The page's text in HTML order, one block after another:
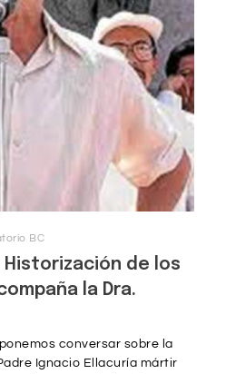
BC
Historización de los
la Dra.
conversar sobre la
Ignacio Ellacuría mártir